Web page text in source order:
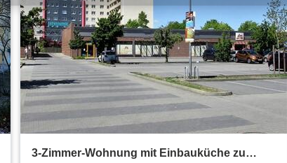
3-Zimmer-Wohnung mit Einbauküche zu